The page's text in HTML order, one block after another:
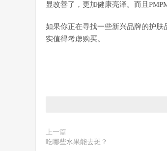
显改善了，更加健康亮泽。而且
如果你正在寻找一些新兴品牌的护肤
实值得考虑购买。
上一篇
吃哪些水果能去斑？